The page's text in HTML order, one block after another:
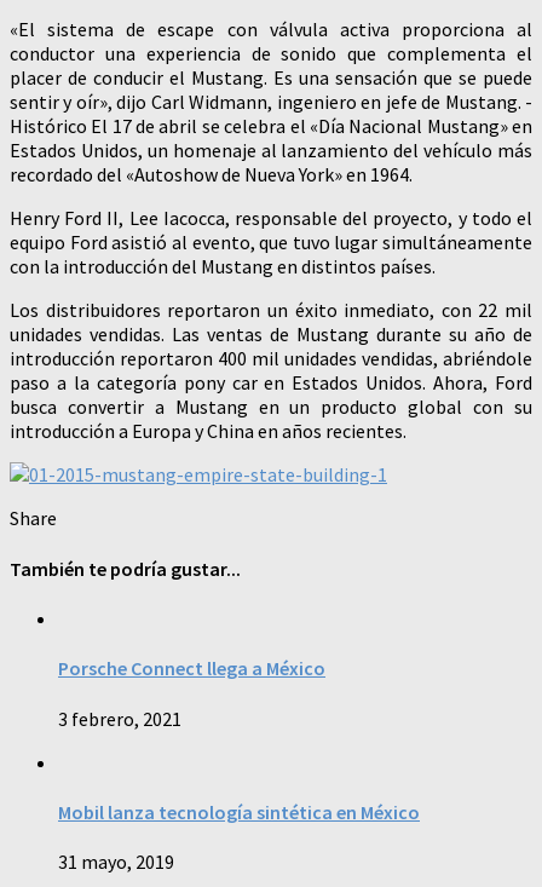
«El sistema de escape con válvula activa proporciona al
conductor una experiencia de sonido que complementa el
placer de conducir el Mustang. Es una sensación que se puede
sentir y oír», dijo Carl Widmann, ingeniero en jefe de Mustang. -
Histórico El 17 de abril se celebra el «Día Nacional Mustang» en
Estados Unidos, un homenaje al lanzamiento del vehículo más
recordado del «Autoshow de Nueva York» en 1964.
Henry Ford II, Lee Iacocca, responsable del proyecto, y todo el
equipo Ford asistió al evento, que tuvo lugar simultáneamente
con la introducción del Mustang en distintos países.
Los distribuidores reportaron un éxito inmediato, con 22 mil
unidades vendidas. Las ventas de Mustang durante su año de
introducción reportaron 400 mil unidades vendidas, abriéndole
paso a la categoría pony car en Estados Unidos. Ahora, Ford
busca convertir a Mustang en un producto global con su
introducción a Europa y China en años recientes.
Share
También te podría gustar...
Porsche Connect llega a México
3 febrero, 2021
Mobil lanza tecnología sintética en México
31 mayo, 2019